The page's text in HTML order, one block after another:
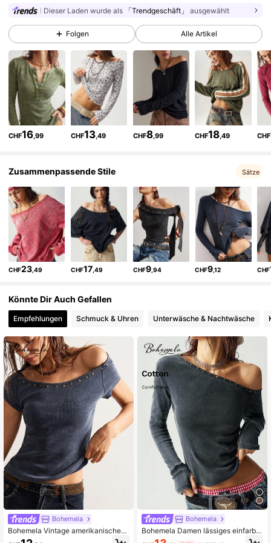
1.3M Follower
4,80 1.3M Follower
4,80 1.3M Follower
4,80 1.3M Follower
4,80 1.3M Follower
4,80 1.3M Follower
Dieser Laden wurde als 「Trendgeschäft」 ausgewählt
Folgen Alle Artikel
CHF16,99 CHF13,49 CHF8,99 CHF18,49 CHF
Zusammenpassende Stile Sätze
CHF23 ,49 CHF17 ,49 CHF9,94 CHF9,12 CHF
Könnte Dir Auch Gefallen
Empfehlungen Schmuck & Uhren Unterwäsche & Nachtwäsche
Bohemela
Bohemela Vintage amerikanischer l
ässiger einfarbiger gewaschener St
Bohemela
Bohemela Damen lässiges einfarbig
es gestricktes T-Shirt mit asymmetr